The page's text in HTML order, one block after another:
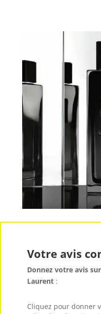
Votre avis
Donnez votre avis
Laurent :
Cliquez pour donner